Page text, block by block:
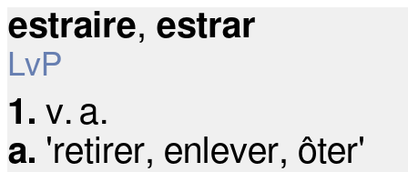
estraire, estrar
LvP
1. v. a.
a. 'retirer, enlever, ôter'